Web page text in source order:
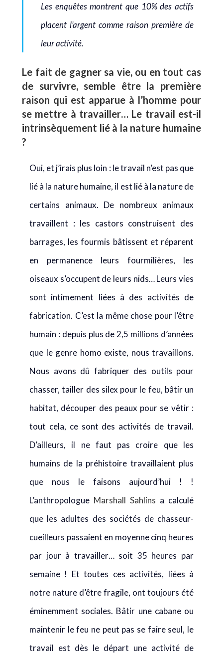
Les enquêtes montrent que 10% des actifs
placent l’argent comme raison première de
leur activité.
Le fait de gagner sa vie, ou en tout cas
de survivre, semble être la première
raison qui est apparue à l’homme pour
se mettre à travailler… Le travail est-il
intrinsèquement lié à la nature humaine
?
Oui, et j’irais plus loin : le travail n’est pas que
lié à la nature humaine, il est lié à la nature de
certains animaux. De nombreux animaux
travaillent : les castors construisent des
barrages, les fourmis bâtissent et réparent
en permanence leurs fourmilières, les
oiseaux s’occupent de leurs nids… Leurs vies
sont intimement liées à des activités de
fabrication. C’est la même chose pour l’être
humain : depuis plus de 2,5 millions d’années
que le genre homo existe, nous travaillons.
Nous avons dû fabriquer des outils pour
chasser, tailler des silex pour le feu, bâtir un
habitat, découper des peaux pour se vêtir :
tout cela, ce sont des activités de travail.
D’ailleurs, il ne faut pas croire que les
humains de la préhistoire travaillaient plus
que nous le faisons aujourd’hui ! !
L’anthropologue Marshall Sahlins a calculé
que les adultes des sociétés de chasseur-
cueilleurs passaient en moyenne cinq heures
par jour à travailler… soit 35 heures par
semaine ! Et toutes ces activités, liées à
notre nature d’être fragile, ont toujours été
éminemment sociales. Bâtir une cabane ou
maintenir le feu ne peut pas se faire seul, le
travail est dès le départ une activité de